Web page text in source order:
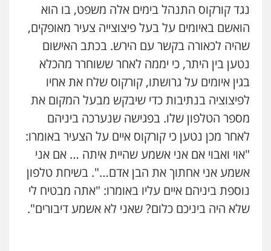
נגד קורקוס התנהל בימים אלה משפט, בו הוא
הואשם באיומים על בעל פיצוצייה צעיר מאופקים,
שהיה לכאורה בקשר עם הירש. בכתב האישום
נטען בין היתר, כי יממה לאחר ששוחרר מהכלא
בגין איומים על גרושתו, קורקוס שלח את אחיו
לפיצוציה בנתיבות כדי שיבקש מבעל המקום את
מספר הטלפון שלו. בפגישה שנערכה ביניהם
לאחר מכן נטען כי קורקוס איים על הצעיר באומרו:
"אוי ואבוי אם אני אשמע שהיית איתה … אם אני
אשמע אני אחתוך את הבן אדם…". בשיחת טלפון
נוספת ביניהם איים עליו באומרו: "אתה מבטיח לי
שלא היה ביניכם כלום? שאני לא אשמע דיבורים".